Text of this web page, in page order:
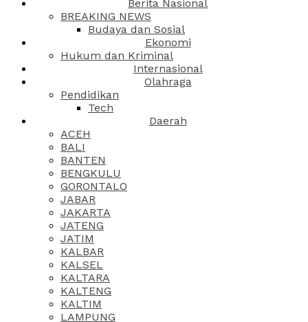
Berita Nasional
BREAKING NEWS
Budaya dan Sosial
Ekonomi
Hukum dan Kriminal
Internasional
Olahraga
Pendidikan
Tech
Daerah
ACEH
BALI
BANTEN
BENGKULU
GORONTALO
JABAR
JAKARTA
JATENG
JATIM
KALBAR
KALSEL
KALTARA
KALTENG
KALTIM
LAMPUNG